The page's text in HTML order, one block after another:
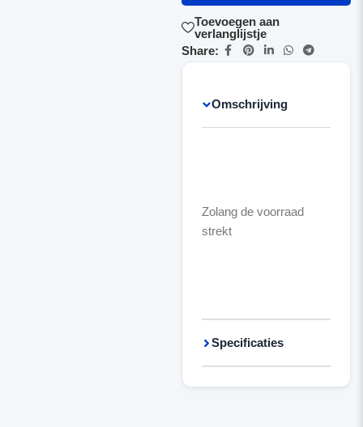
Toevoegen aan
verlanglijstje
Share:
Omschrijving
Zolang de voorraad
strekt
Specificaties